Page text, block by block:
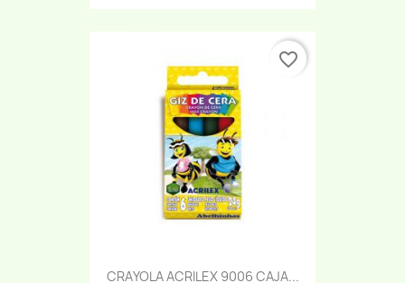
CRAYOLA ACRILEX 9006 CAJA...
favorite_border